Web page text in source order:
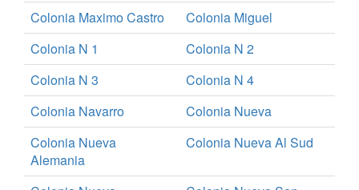
Colonia Maximo Castro
Colonia Miguel
Colonia N 1
Colonia N 2
Colonia N 3
Colonia N 4
Colonia Navarro
Colonia Nueva
Colonia Nueva
Alemania
Colonia Nueva Al Sud